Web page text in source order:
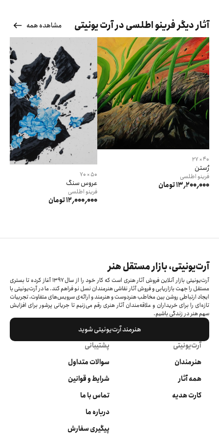
آثار دیگر فرینو اطلسی در آرت یونیتی مشاهده همه
40 × 27
رُستن
فرینواطلسی
13٬200٬000 تومان
50 × 70
عروس سنگ
فرینواطلسی
12٬000٬000 تومان
آرت‌یونیتی، بازار مستقل هنر
آرت‌یونیتی بازار آنلاین فروش آثار هنری است که کار خود را از سال ۱۳۹۷ آغاز کرده‌ تا بستری
مستقل را جهت بازاریابی و فروش آثار نقاشی هنرمندان نسل نو فراهم کند. ما در آرت‌یونیتی با
ایجاد ارتباطی روشن بین مخاطب هنردوست و هنرمند و ارائه‌ی سرویس‌های متفاوت، تجربیات
تازه‌ای را برای خریداران و علاقه‌مندان آثار هنری رقم می‌زنیم تا جریانی پرشور برای افزایش
سهم هنر در زندگی باشیم.
هنرمند آرت‌یونیتی شوید
آرت‌یونیتی
هنرمندان
همه آثار
کارت هدیه
پشتیبانی
سوالات متداول
شرایط و قوانین
تماس با ما
درباره ما
پیگیری سفارش